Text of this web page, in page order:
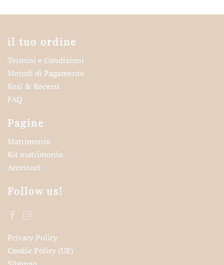
il tuo ordine
Termini e Condizioni
Metodi di Pagamento
Resi & Recessi
FAQ
Pagine
Matrimonio
Kit matrimonio
Accessori
Follow us!
Privacy Policy
Cookie Policy (UE)